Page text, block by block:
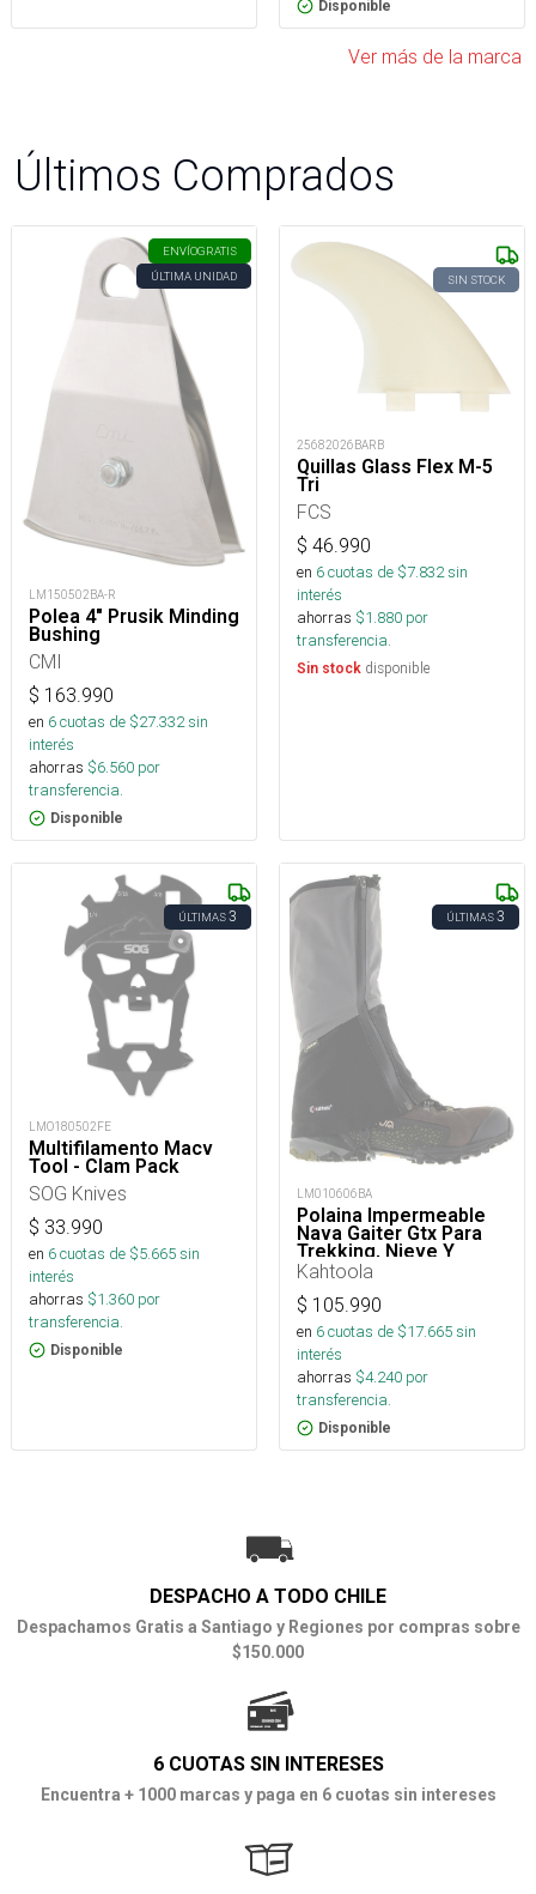
Disponible
Ver más de la marca
Últimos Comprados
ENVÍOGRATIS
ÚLTIMA UNIDAD
LM150502BA-R
Polea 4" Prusik Minding
Bushing
CMI
$ 163.990
en 6cuotas de $27.332sin
interés
ahorras $6.560 por
transferencia.
Disponible
SIN STOCK
25682026BARB
Quillas Glass Flex M-5
Tri
FCS
$ 46.990
en 6cuotas de $7.832sin
interés
ahorras $1.880 por
transferencia.
Sin stock disponible
ÚLTIMAS3
LMO180502FE
Multifilamento Macv
Tool - Clam Pack
SOG Knives
$ 33.990
en 6cuotas de $5.665sin
interés
ahorras $1.360 por
transferencia.
Disponible
ÚLTIMAS3
LM010606BA
Polaina Impermeable
Nava Gaiter Gtx Para
Trekking, Nieve Y
Montaña
Kahtoola
$ 105.990
en 6cuotas de $17.665sin
interés
ahorras $4.240 por
transferencia.
Disponible
DESPACHO A TODO CHILE
Despachamos Gratis a Santiago y Regiones por compras sobre
$150.000
6 CUOTAS SIN INTERESES
Encuentra + 1000 marcas y paga en 6 cuotas sin intereses